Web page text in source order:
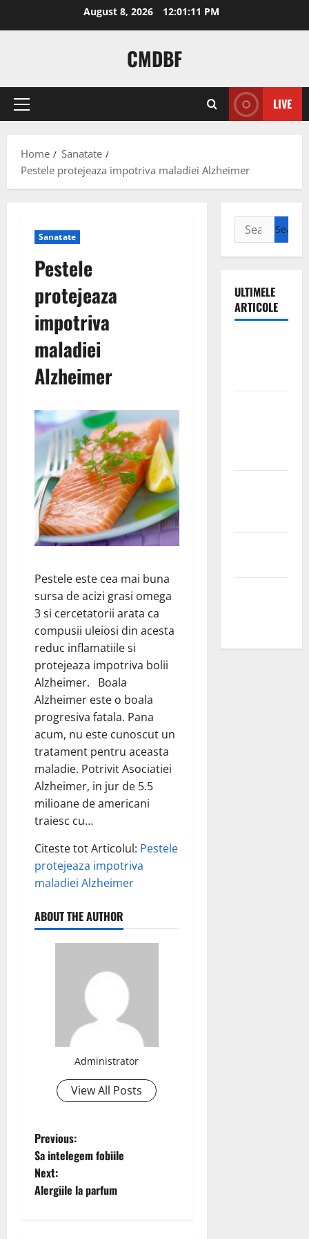
August 8, 2026 12:01:12 PM
CMDBF
Primary
LIVE
Home
Sanatate
Pestele protejeaza impotriva maladiei Alzheimer
Sanatate
Pestele
protejeaza
impotriva
maladiei
Alzheimer
Pestele este cea mai buna
sursa de acizi grasi omega
3 si cercetatorii arata ca
compusii uleiosi din acesta
reduc inflamatiile si
protejeaza impotriva bolii
Alzheimer. Boala
Alzheimer este o boala
progresiva fatala. Pana
acum, nu este cunoscut un
tratament pentru aceasta
maladie. Potrivit Asociatiei
Alzheimer, in jur de 5.5
milioane de americani
traiesc cu…
Citeste tot Articolul: Pestele
protejeaza impotriva
maladiei Alzheimer
ABOUT THE AUTHOR
Administrator
View All Posts
P
o
s
Previous:
Sa intelegem fobiile
Next:
Alergiile la parfum
Search
for:
ULTIMELE
ARTICOLE